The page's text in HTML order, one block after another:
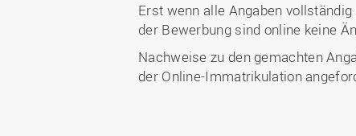
Erst wenn alle Angaben
der Bewerbung sind online keine
Nachweise zu den gemachten
der Online-Immatrikulation